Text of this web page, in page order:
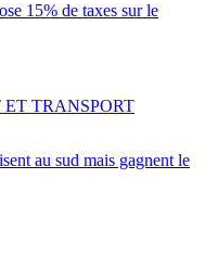
15% de taxes sur le
au sud mais gagnent le
TRANSPORT